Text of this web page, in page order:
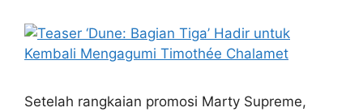
Setelah rangkaian promosi Marty Supreme,